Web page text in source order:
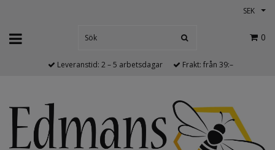
SEK
0
Leveranstid: 2 – 5 arbetsdagar Frakt: från 39:–